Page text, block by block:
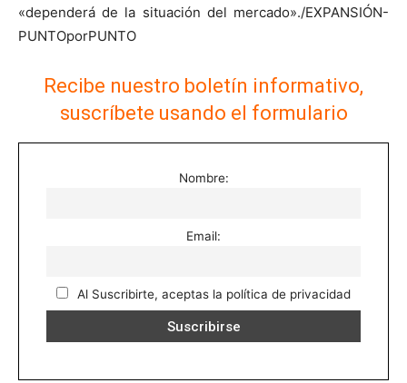
«dependerá de la situación del mercado»./EXPANSIÓN-
PUNTOporPUNTO
Recibe nuestro boletín informativo,
suscríbete usando el formulario
Nombre:
Email:
Al Suscribirte, aceptas la política de privacidad